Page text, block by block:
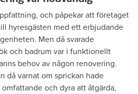
och påpekar att företaget
hyresgästen med ett erbjudande
Men då svarade
och badrum var i funktionellt
behov av någon renovering.
då varnat om sprickan hade
och dyra att åtgärda,